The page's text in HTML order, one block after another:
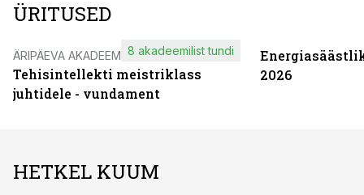
ÜRITUSED
ÄRIPÄEVA AKADEEMIA
Tehisintellekti meistriklass
juhtidele - vundament
8 akadeemilist tundi
2026
HETKEL KUUM